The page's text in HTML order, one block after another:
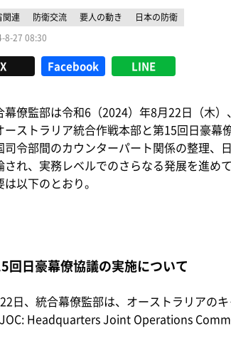
関連 防衛交流 要人の動き
日本の防衛
8-27 08:30
X Facebook LINE
僚監部は令和6（2024）年8月22日（木
ーストラリア統合作戦本部と第15回日豪幕
令部間のカウンターパート関係の整理、
され、実務レベルでのさらなる発展を進め
以下のとおり。
回日豪幕僚協議の実施について
日、統合幕僚監部は、オーストラリアの
Headquarters Joint Operations